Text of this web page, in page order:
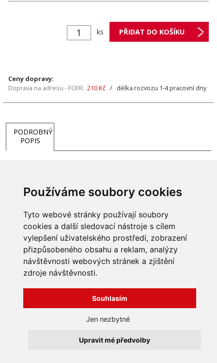
Používáme soubory cookies
Tyto webové stránky používají soubory
cookies a další sledovací nástroje s cílem
vylepšení uživatelského prostředí, zobrazení
přizpůsobeného obsahu a reklam, analýzy
návštěvnosti webových stránek a zjištění
zdroje návštěvnosti.
Souhlasím
Jen nezbytné
Upravit mé předvolby
ks
Ceny dopravy:
Doprava na adresu - FOFR: 210 Kč / délka rozvozu 1-4 pracovní dny
PODROBNÝ
POPIS
INFORMACE
Obchodní podmínky
Zpracování a ochrana
osobních údajů
O nás
Všechna práva vyhrazena